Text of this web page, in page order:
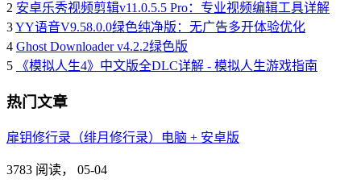
2 安卓乐秀视频剪辑v11.0.5.5 Pro：专业视频编辑工具详解
3YY语音V9.58.0.0绿色纯净版：无广告多开体验优化
4 Ghost Downloader v4.2.2绿色版
5
《模拟人生4》中文版全DLC详解 - 模拟人生游戏指南
热门文章
扉钥修行录（绯月修行录）电脑 + 安卓版
3783 阅读， 05-04